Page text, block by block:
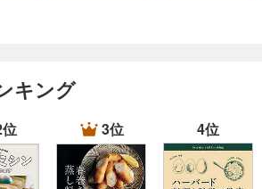
キング
3位 4位